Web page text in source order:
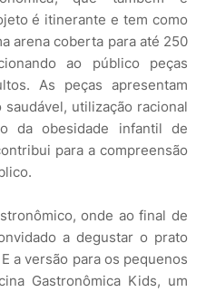
é itinerante e tem como
arena coberta para até 250
ao público peças
As peças apresentam
utilização racional
da obesidade infantil de
para a compreensão
onde ao final de
a degustar o prato
a versão para os pequenos
Gastronômica Kids, um